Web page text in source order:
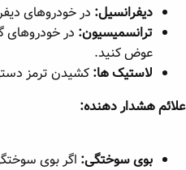
دیفرانسیل: در خودروهای
ترانسمیسیون: در خودروهای
عوض کنید.
لاستیک ها: کشیدن ترمز
علائم هشدار دهنده:
بوی سوختگی: اگر بوی